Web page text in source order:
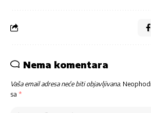
Nema komentara
Vaša email adresa neće biti objavljivana.
sa *